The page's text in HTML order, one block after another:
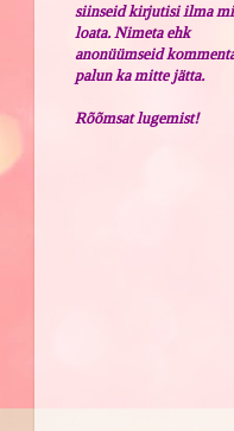
siinseid kirjutisi ilma
loata. Nimeta ehk
anonüümseid
palun ka mitte jätta.
Rõõmsat lugemist!